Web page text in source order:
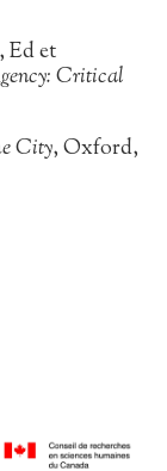
Ed et
Critical
City, Oxford,